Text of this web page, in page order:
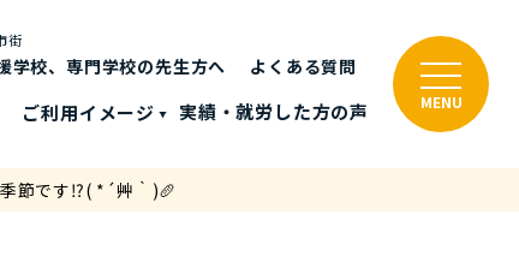
街
学校、専門学校の先生方へ よくある質問
ご利⽤イメージ 実績・就労した⽅の声 MENU
節です⁉( *´艸｀)🥖